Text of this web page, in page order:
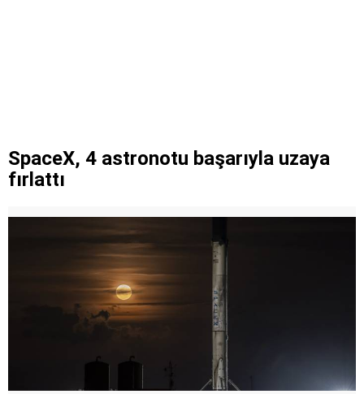
2.500 rakımlı Türk Dağı eteklerinde mesai
SpaceX, 4 astronotu başarıyla uzaya
fırlattı